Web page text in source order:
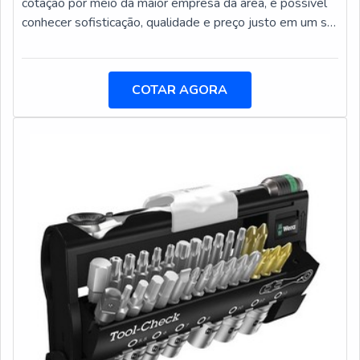
há de melhor em brunimento por roletes. A empresa
oferece opções como brocas com insertos
uma empresa comprometida com seus serviços e uma
empresa responsável, padrões alcançados por conter
escritório de alta qualidade onde são realizadas as
colaboradores eficientes, garante a melhor experiência
para os clientes com qualidade.
conhecer sofisticação, qualidade e preço justo em um só
PARA TORNO CNCQuem está à procura de ferramenta
descobre a DFG Ferramentas. A empresa trabalha com
alicates para anéis de fixação e mandris porta pinças de
ferramenta acionada para torno cnc, sempre deve-se
buscar uma empresa que tenha produtos e serviços com
ótima qualidade e excelente custo-benefício, detalhes
que passam despercebidos e podem gerar prejuízo
futuros para os clientes.É importante lembrar que o
produto deve ser adquirido com empresas
especializadas. Esse tipo de cuidado ajuda a garantir a
qualidade e durabilidade dos materiais, além de evitar
prejuízos com substituições frequentes de produtos que
não cumprem com suas funções adequadamente. Assim,
COTAR AGORA